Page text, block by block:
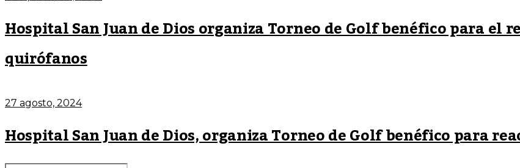
Hospital San Juan de Dios organiza Torneo de Golf benéfico para el
quirófanos
27 agosto, 2024
Hospital San Juan de Dios, organiza Torneo de Golf benéfico para